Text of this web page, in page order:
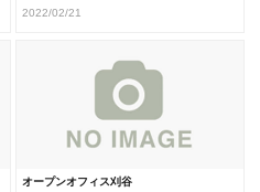
2022/02/21
オープンオフィス刈谷